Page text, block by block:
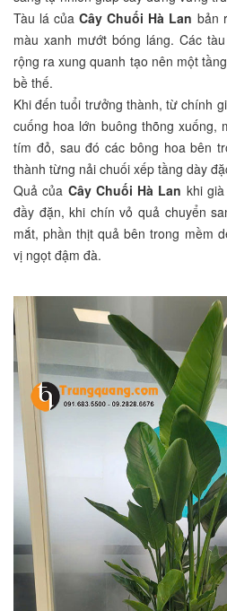
Tàu lá củaCây Chuối Hà Lan bản
màu xanh mướt bóng láng. Các
rộng ra xung quanh tạo nên một
bề thế.
Khi đến tuổi trưởng thành, từ chính
cuống hoa lớn buông thõng xuống,
tím đỏ, sau đó các bông hoa bên
thành từng nải chuối xếp tầng dày
Quả của Cây Chuối Hà Lan khi
đầy đặn, khi chín vỏ quả chuyển
mắt, phần thịt quả bên trong mềm
vị ngọt đậm đà.